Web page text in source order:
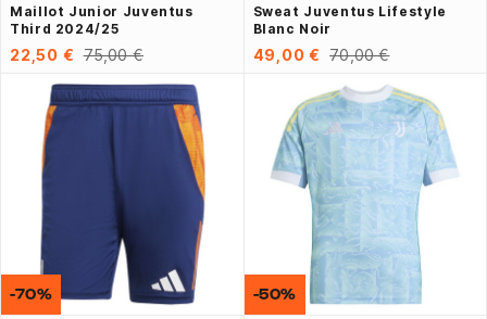
Maillot Junior Juventus
Third 2024/25
22,50 € 75,00 €
Sweat Juventus Lifestyle
Blanc Noir
49,00 € 70,00 €
-70% -50%